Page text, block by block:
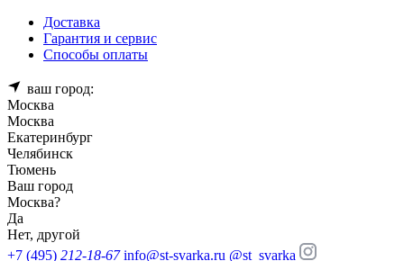
Доставка
Гарантия и сервис
Способы оплаты
ваш город:
Москва
Москва
Екатеринбург
Челябинск
Тюмень
Ваш город
Москва?
Да
Нет, другой
+7 (495) 212-18-67 info@st-svarka.ru @st_svarka